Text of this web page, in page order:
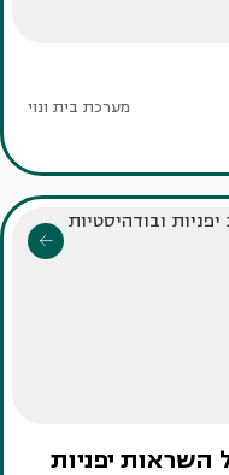
מערכת בית ונוי
השראות יפניות